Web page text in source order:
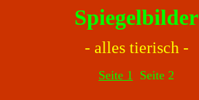
Spiegelbilder
- alles tierisch -
Seite 1 Seite 2